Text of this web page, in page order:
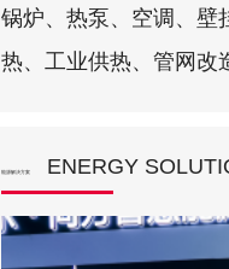
锅炉、热泵、空调、壁
热、工业供热、管网改
能源解决方案 ENERGY